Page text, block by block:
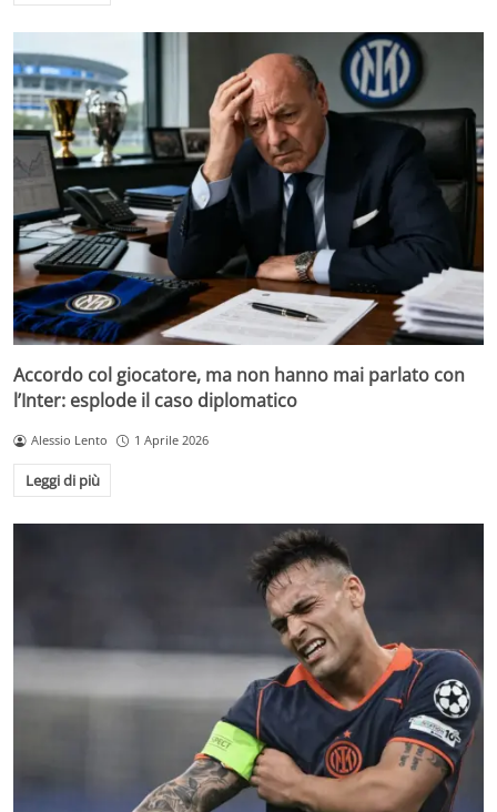
Accordo col giocatore, ma non hanno mai parlato con
l’Inter: esplode il caso diplomatico
Alessio Lento 1 Aprile 2026
Leggi di più